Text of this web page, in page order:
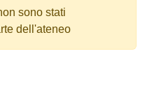
sono stati
dell'ateneo